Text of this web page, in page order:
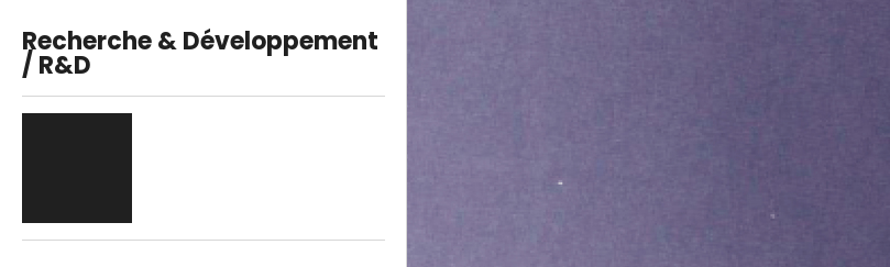
Recherche & Développement
/ R&D